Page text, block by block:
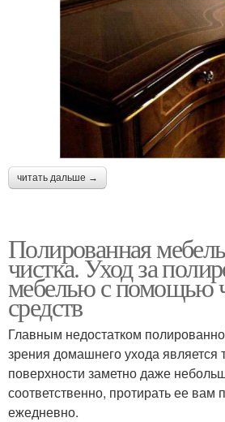
читать дальше →
Полированная
чистка. Уход за
мебелью с помощью
средств
Главным недостатком
зрения домашнего ухода является
поверхности заметно даже
соответственно, протирать ее вам
ежедневно.